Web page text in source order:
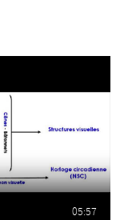
05:57